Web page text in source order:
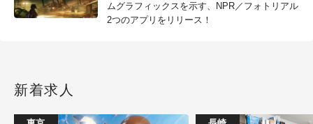
ムグラフィックスを示す、NPR／フォトリアル
2つのアプリをリリース！
新着求人